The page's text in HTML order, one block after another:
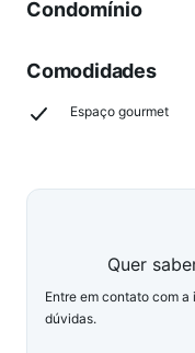
Condomínio
Comodidades
Espaço gourmet
Quer
Entre em contato com
dúvidas.